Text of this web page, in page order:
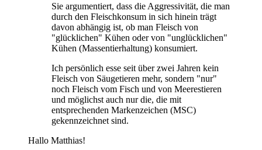
Sie argumentiert, dass die Aggressivität, die man
durch den Fleischkonsum in sich hinein trägt
davon abhängig ist, ob man Fleisch von
"glücklichen" Kühen oder von "unglücklichen"
Kühen (Massentierhaltung) konsumiert.
Ich persönlich esse seit über zwei Jahren kein
Fleisch von Säugetieren mehr, sondern "nur"
noch Fleisch vom Fisch und von Meerestieren
und möglichst auch nur die, die mit
entsprechenden Markenzeichen (MSC)
gekennzeichnet sind.
Hallo Matthias!